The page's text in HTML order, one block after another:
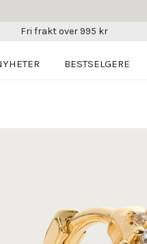
Fri frakt over 995 kr
BESTSELGERE